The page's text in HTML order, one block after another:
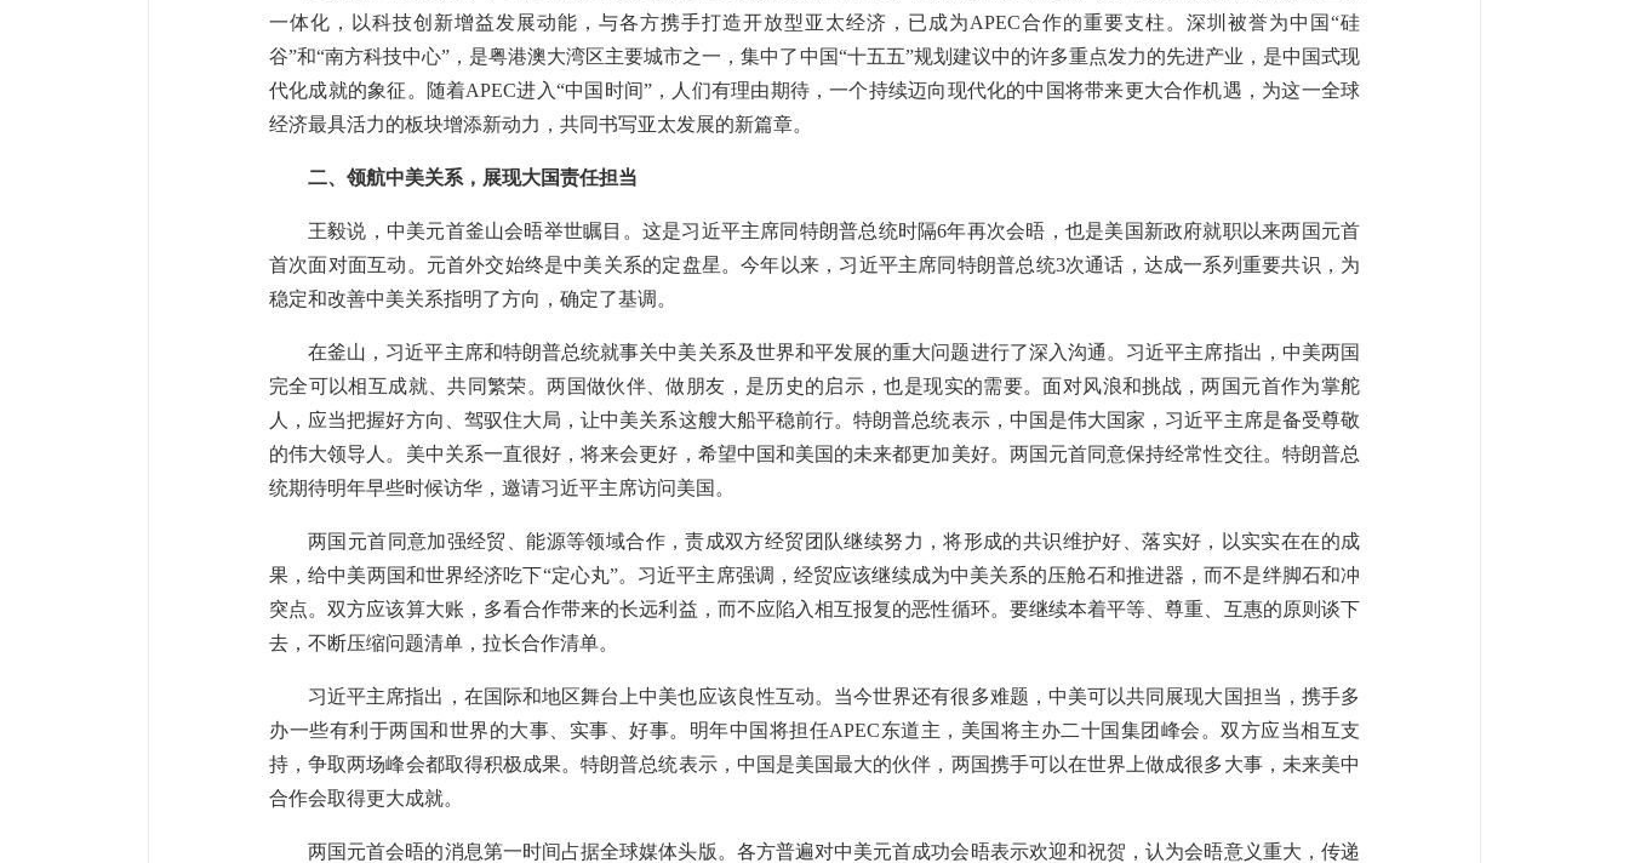
一体化，以科技创新增益发展动能，与各方携手打造开放型亚太经济，已成为APEC合作的重要支柱。深圳被誉为中国“硅
谷”和“南方科技中心”，是粤港澳大湾区主要城市之一，集中了中国“十五五”规划建议中的许多重点发力的先进产业，是中国式现
代化成就的象征。随着APEC进入“中国时间”，人们有理由期待，一个持续迈向现代化的中国将带来更大合作机遇，为这一全球
经济最具活力的板块增添新动力，共同书写亚太发展的新篇章。
二、领航中美关系，展现大国责任担当
王毅说，中美元首釜山会晤举世瞩目。这是习近平主席同特朗普总统时隔6年再次会晤，也是美国新政府就职以来两国元首
首次面对面互动。元首外交始终是中美关系的定盘星。今年以来，习近平主席同特朗普总统3次通话，达成一系列重要共识，为
稳定和改善中美关系指明了方向，确定了基调。
在釜山，习近平主席和特朗普总统就事关中美关系及世界和平发展的重大问题进行了深入沟通。习近平主席指出，中美两国
完全可以相互成就、共同繁荣。两国做伙伴、做朋友，是历史的启示，也是现实的需要。面对风浪和挑战，两国元首作为掌舵
人，应当把握好方向、驾驭住大局，让中美关系这艘大船平稳前行。特朗普总统表示，中国是伟大国家，习近平主席是备受尊敬
的伟大领导人。美中关系一直很好，将来会更好，希望中国和美国的未来都更加美好。两国元首同意保持经常性交往。特朗普总
统期待明年早些时候访华，邀请习近平主席访问美国。
两国元首同意加强经贸、能源等领域合作，责成双方经贸团队继续努力，将形成的共识维护好、落实好，以实实在在的成
果，给中美两国和世界经济吃下“定心丸”。习近平主席强调，经贸应该继续成为中美关系的压舱石和推进器，而不是绊脚石和冲
突点。双方应该算大账，多看合作带来的长远利益，而不应陷入相互报复的恶性循环。要继续本着平等、尊重、互惠的原则谈下
去，不断压缩问题清单，拉长合作清单。
习近平主席指出，在国际和地区舞台上中美也应该良性互动。当今世界还有很多难题，中美可以共同展现大国担当，携手多
办一些有利于两国和世界的大事、实事、好事。明年中国将担任APEC东道主，美国将主办二十国集团峰会。双方应当相互支
持，争取两场峰会都取得积极成果。特朗普总统表示，中国是美国最大的伙伴，两国携手可以在世界上做成很多大事，未来美中
合作会取得更大成就。
两国元首会晤的消息第一时间占据全球媒体头版。各方普遍对中美元首成功会晤表示欢迎和祝贺，认为会晤意义重大，传递